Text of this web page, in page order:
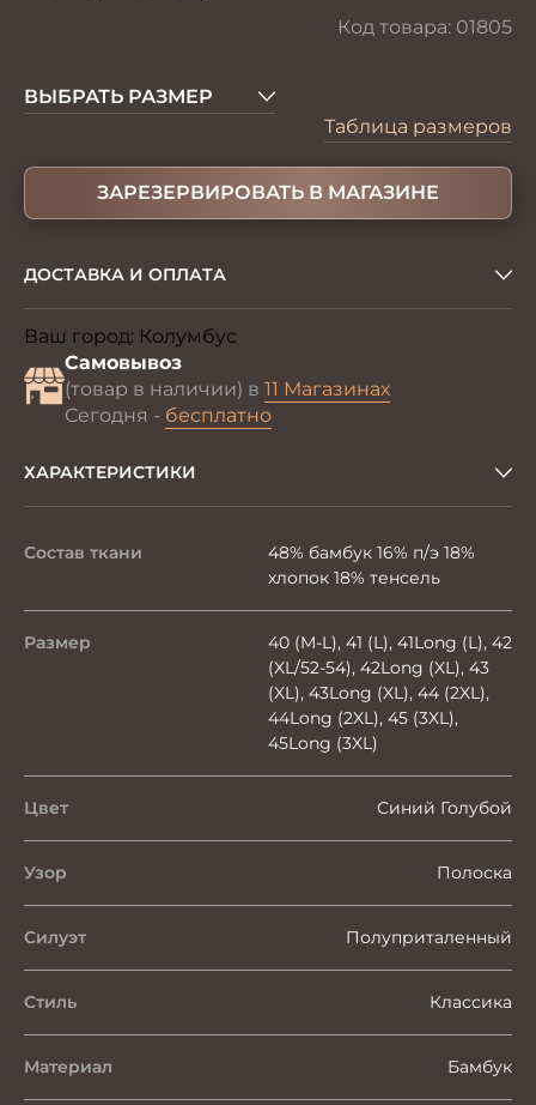
Код товара: 01805
ВЫБРАТЬ РАЗМЕР
Таблица размеров
ЗАРЕЗЕРВИРОВАТЬ В МАГАЗИНЕ
ДОСТАВКА И ОПЛАТА
Ваш город: Колумбус
Самовывоз
(товар в наличии) в 11 Магазинах
Сегодня - бесплатно
ХАРАКТЕРИСТИКИ
Состав ткани
48% бамбук 16% п/э 18%
хлопок 18% тенсель
Размер
40 (M-L), 41 (L), 41Long (L), 42
(XL/52-54), 42Long (XL), 43
(XL), 43Long (XL), 44 (2XL),
44Long (2XL), 45 (3XL),
45Long (3XL)
Цвет Синий Голубой
Узор Полоска
Силуэт Полуприталенный
Стиль Классика
Материал Бамбук